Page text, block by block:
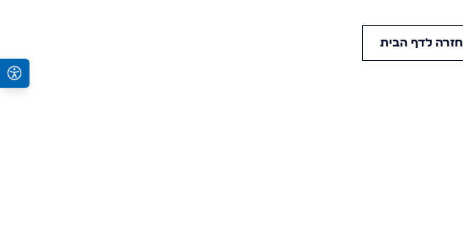
חזרה לדף הבית